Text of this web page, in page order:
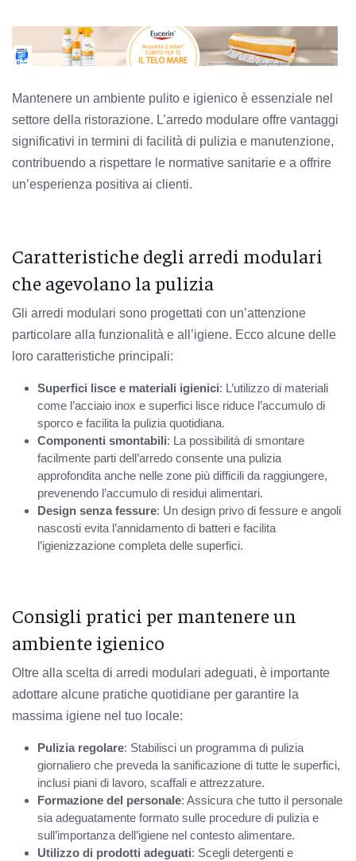
Mantenere un ambiente pulito e igienico è essenziale nel
settore della ristorazione. L’arredo modulare offre vantaggi
significativi in termini di facilità di pulizia e manutenzione,
contribuendo a rispettare le normative sanitarie e a offrire
un’esperienza positiva ai clienti.
Caratteristiche degli arredi modulari
che agevolano la pulizia
Gli arredi modulari sono progettati con un’attenzione
particolare alla funzionalità e all’igiene. Ecco alcune delle
loro caratteristiche principali:
Superfici lisce e materiali igienici: L’utilizzo di materiali
come l’acciaio inox e superfici lisce riduce l’accumulo di
sporco e facilita la pulizia quotidiana.
Componenti smontabili: La possibilità di smontare
facilmente parti dell’arredo consente una pulizia
approfondita anche nelle zone più difficili da raggiungere,
prevenendo l’accumulo di residui alimentari.
Design senza fessure: Un design privo di fessure e angoli
nascosti evita l’annidamento di batteri e facilita
l’igienizzazione completa delle superfici.
Consigli pratici per mantenere un
ambiente igienico
Oltre alla scelta di arredi modulari adeguati, è importante
adottare alcune pratiche quotidiane per garantire la
massima igiene nel tuo locale:
Pulizia regolare: Stabilisci un programma di pulizia
giornaliero che preveda la sanificazione di tutte le superfici,
inclusi piani di lavoro, scaffali e attrezzature.
Formazione del personale: Assicura che tutto il personale
sia adeguatamente formato sulle procedure di pulizia e
sull’importanza dell’igiene nel contesto alimentare.
Utilizzo di prodotti adeguati: Scegli detergenti e